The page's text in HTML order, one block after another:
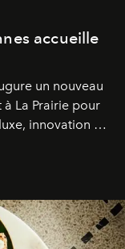
accueille
un nouveau
La Prairie pour
innovation et